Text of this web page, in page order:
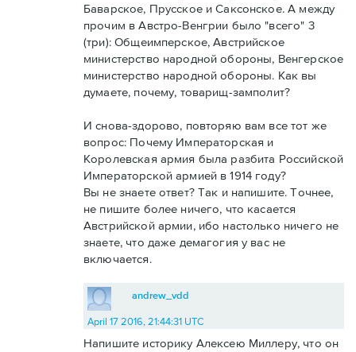
Баварское, Прусское и Саксонское. А между
прочим в Австро-Венгрии было "всего" 3
(три): Общеимперское, Австрийское
министерство народной обороны, Венгерское
министерство народной обороны. Как вы
думаете, почему, товарищ-замполит?
И снова-здорово, повторяю вам все тот же
вопрос: Почему Императорская и
Королевская армия была разбита Российской
Императорской армией в 1914 году?
Вы не знаете ответ? Так и напишите. Точнее,
не пишите более ничего, что касается
Австрийской армии, ибо настолько ничего не
знаете, что даже демагогия у вас не
включается.
andrew_vdd
April 17 2016, 21:44:31 UTC
Напишите историку Алексею Миллеру, что он